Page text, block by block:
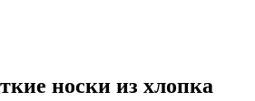
носки из хлопка